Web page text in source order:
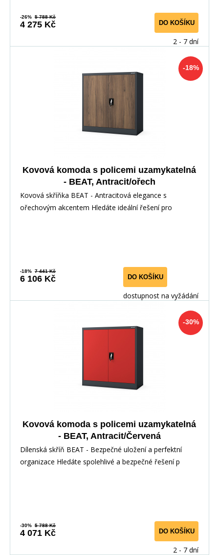
-26% 5 788 Kč
4 275 Kč DO KOŠÍKU
2 - 7 dní
-18%
Kovová komoda s policemi uzamykatelná
- BEAT, Antracit/ořech
Kovová skříňka BEAT - Antracitová elegance s
ořechovým akcentem Hledáte ideální řešení pro
-18% 7 441 Kč
6 106 Kč DO KOŠÍKU
dostupnost na vyžádání
-30%
Kovová komoda s policemi uzamykatelná
- BEAT, Antracit/Červená
Dílenská skříň BEAT - Bezpečné uložení a perfektní
organizace Hledáte spolehlivé a bezpečné řešení p
-30% 5 788 Kč
4 071 Kč DO KOŠÍKU
2 - 7 dní